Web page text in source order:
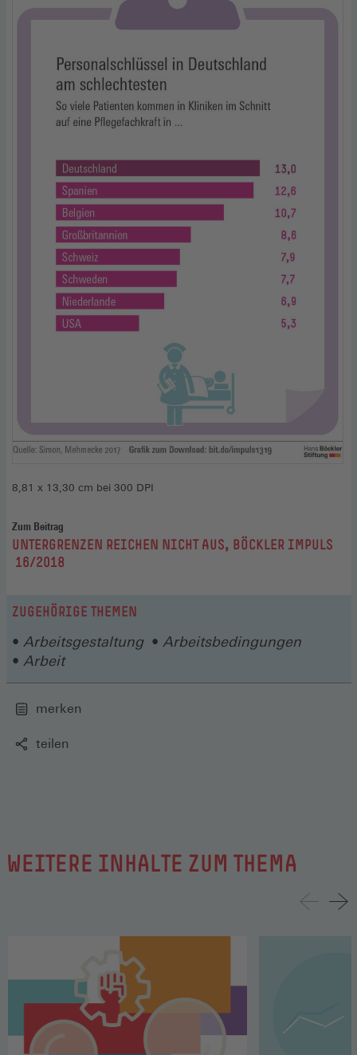
8,81 x 13,30 cm bei 300 DPI
Zum Beitrag
:UNTERGRENZEN REICHEN NICHT AUS, BÖCKLER IMPULS
16/2018
ZUGEHÖRIGE THEMEN
Arbeitsgestaltung
Arbeitsbedingungen
Arbeit
merken
teilen
WEITERE INHALTE ZUM THEMA